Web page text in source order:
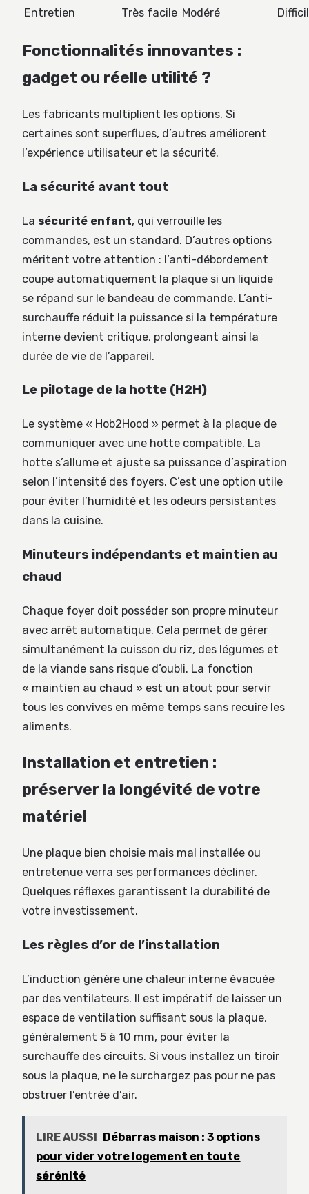
Entretien
Très facile Modéré
Fonctionnalités innovantes :
gadget ou réelle utilité ?
Les fabricants multiplient les options. Si
certaines sont superflues, d’autres améliorent
l’expérience utilisateur et la sécurité.
La sécurité avant tout
La sécurité enfant, qui verrouille les
commandes, est un standard. D’autres options
méritent votre attention : l’anti-débordement
coupe automatiquement la plaque si un liquide
se répand sur le bandeau de commande. L’anti-
surchauffe réduit la puissance si la température
interne devient critique, prolongeant ainsi la
durée de vie de l’appareil.
Le pilotage de la hotte (H2H)
Le système « Hob2Hood » permet à la plaque de
communiquer avec une hotte compatible. La
hotte s’allume et ajuste sa puissance d’aspiration
selon l’intensité des foyers. C’est une option utile
pour éviter l’humidité et les odeurs persistantes
dans la cuisine.
Minuteurs indépendants et maintien au
chaud
Chaque foyer doit posséder son propre minuteur
avec arrêt automatique. Cela permet de gérer
simultanément la cuisson du riz, des légumes et
de la viande sans risque d’oubli. La fonction
« maintien au chaud » est un atout pour servir
tous les convives en même temps sans recuire les
aliments.
Installation et entretien :
préserver la longévité de votre
matériel
Une plaque bien choisie mais mal installée ou
entretenue verra ses performances décliner.
Quelques réflexes garantissent la durabilité de
votre investissement.
Les règles d’or de l’installation
L’induction génère une chaleur interne évacuée
par des ventilateurs. Il est impératif de laisser un
espace de ventilation suffisant sous la plaque,
généralement 5 à 10 mm, pour éviter la
surchauffe des circuits. Si vous installez un tiroir
sous la plaque, ne le surchargez pas pour ne pas
obstruer l’entrée d’air.
LIRE AUSSI Débarras maison : 3 options
pour vider votre logement en toute
sérénité